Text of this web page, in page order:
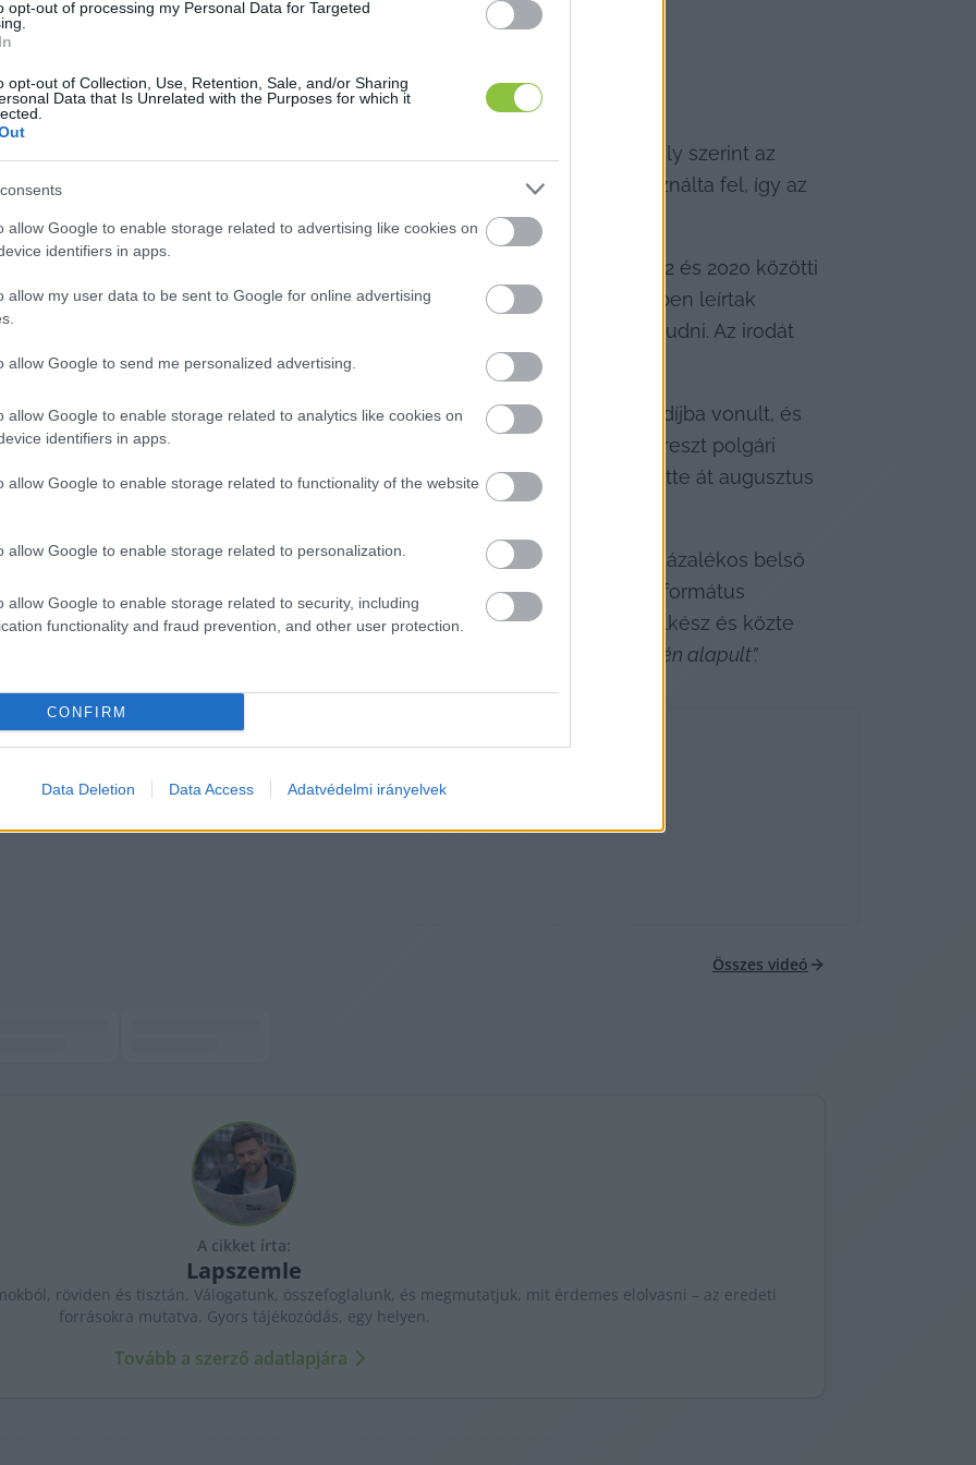
opt-out of processing my Personal Data for Targeted
opt-out of Collection, Use, Retention, Sale, and/or Sharing
Data that Is Unrelated with the Purposes for which it
allow Google to enable storage related to advertising like cookies on
identifiers in apps.
allow my user data to be sent to Google for online advertising
allow Google to send me personalized advertising.
allow Google to enable storage related to analytics like cookies on
identifiers in apps.
allow Google to enable storage related to functionality of the website
allow Google to enable storage related to personalization.
allow Google to enable storage related to security, including
functionality and fraud prevention, and other user protection.
CONFIRM
Data Deletion Data Access Adatvédelmi irányelvek
nem érezte magát illetékesnek, hogy kivizsgálja a bejelentést, amely szerint az
működésére kapott támogatásokat részben saját működésére használta fel, így az
hiúsultak meg.
Oktatási Iroda korábbi vezetője rendelte meg az egyházközség 2012 és 2020 közötti
elnökének Balog Zoltánnak és jogtanácsosának, mert a jelentésben leírtak
Azt, hogy a könyvvizsgálói jelentés után tettek-e bármit, nem tudni. Az irodát
akkori elnök-lelkésze nem reagált. Róla annyit tudni, hogy nyugdíjba vonult, és
Katalin államfő
Magyar Arany Érdemkereszt polgári
Pálnak. Az elismerést Semjén Zsolt miniszterelnök-helyettestől vette át augusztus
vezetőjét is kereste a lap. Az ő megbízatása két éve lejárt, és 85 százalékos belső
hogy pályázzon.
Varga Judit
nem akart nyilatkozni, de a Magyar Református
szóló cikkében így emlékezett vissza: az akkori elnök-lelkész és közte
gimnázium, illetőleg az oktatás gazdasági hátterének különböző megítélésén alapult”.
HIRDETÉS
Összes videó
A cikket írta:
Lapszemle
röviden és tisztán. Válogatunk, összefoglalunk, és megmutatjuk, mit érdemes elolvasni – az eredeti
forrásokra mutatva. Gyors tájékozódás, egy helyen.
Tovább a szerző adatlapjára